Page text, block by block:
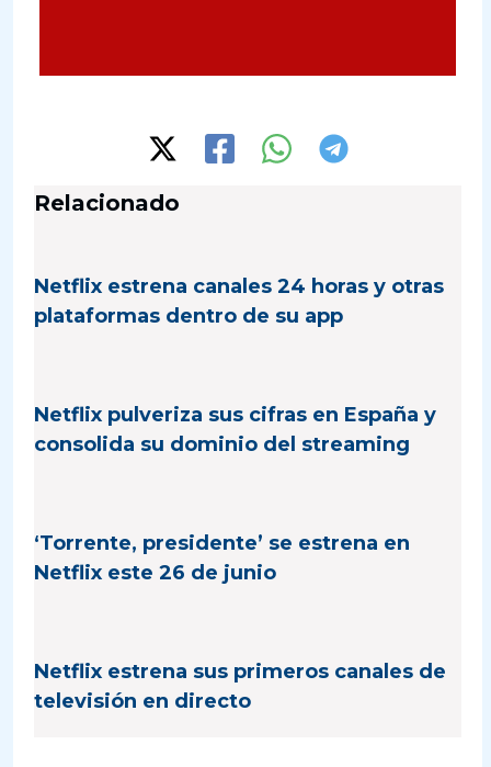
Relacionado
Netflix estrena canales 24 horas y otras
plataformas dentro de su app
Netflix pulveriza sus cifras en España y
consolida su dominio del streaming
‘Torrente, presidente’ se estrena en
Netflix este 26 de junio
Netflix estrena sus primeros canales de
televisión en directo